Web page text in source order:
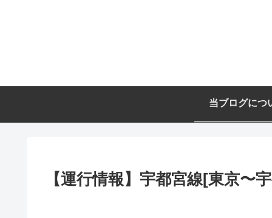
当ブログにつ
【運行情報】宇都宮線[東京〜